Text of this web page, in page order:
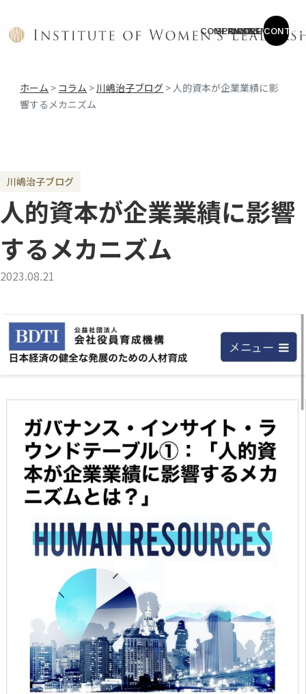
COMPANY
SERVICE
CASES
COLUMN
NEWS
ホーム > コラム >川嶋治子ブログ > 人的資本が企業業績に影
響するメカニズム
川嶋治子ブログ
人的資本が企業業績に影響
するメカニズム
2023.08.21